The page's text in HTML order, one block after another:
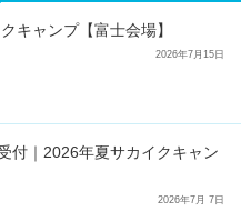
キャンプ【富士会場】
2026年7月15日
付｜2026年夏サカイクキャン
2026年7月 7日